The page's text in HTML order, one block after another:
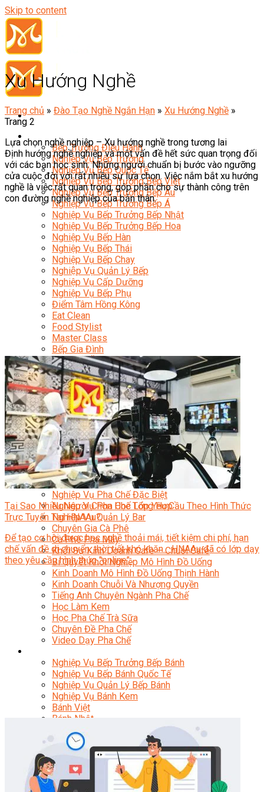
Skip to content
Đầu Bếp
Bếp Trưởng Điều Hành
Nghiệp Vụ Bếp Trưởng
Nghiệp Vụ Bếp Quốc Tế
Nghiệp Vụ Bếp Trưởng Bếp Việt
Nghiệp Vụ Bếp Trưởng Bếp Âu
Nghiệp Vụ Bếp Trưởng Bếp Á
Nghiệp Vụ Bếp Trưởng Bếp Nhật
Nghiệp Vụ Bếp Trưởng Bếp Hoa
Nghiệp Vụ Bếp Hàn
Nghiệp Vụ Bếp Thái
Nghiệp Vụ Bếp Chay
Nghiệp Vụ Quản Lý Bếp
Nghiệp Vụ Cấp Dưỡng
Nghiệp Vụ Bếp Phụ
Điểm Tâm Hồng Kông
Eat Clean
Food Stylist
Master Class
Bếp Gia Đình
Học Nấu Ăn Mở Quán
Chuyên Đề Bếp Nóng
Khởi Sự Kinh Doanh Ngành F&B
Khởi Sự Kinh Doanh Nhà Hàng
Bí Quyết Kinh Doanh và Vận Hành Mô Hình Ẩm
Thực
Video Dạy Nấu Ăn
Pha Chế
Nghiệp Vụ Bar Trưởng
Nghiệp Vụ Bartender Chuyên Nghiệp
Nghiệp Vụ Barista Chuyên Nghiệp
Nghiệp Vụ Flair Bartending Chuyên Nghiệp
Nghiệp Vụ Pha Chế Đặc Biệt
Nghiệp Vụ Pha Chế Tổng Hợp
Nghiệp Vụ Quản Lý Bar
Chuyên Gia Cà Phê
Cà Phê Pha Máy
Khởi Sự Kinh Doanh Cafe – Chuỗi Cafe
Bí Quyết Khởi Nghiệp Mô Hình Đồ Uống
Kinh Doanh Mô Hình Đồ Uống Thịnh Hành
Kinh Doanh Chuỗi Và Nhượng Quyền
Tiếng Anh Chuyên Ngành Pha Chế
Học Làm Kem
Học Pha Chế Trà Sữa
Chuyên Đề Pha Chế
Video Dạy Pha Chế
Nghiệp Vụ Bếp Trưởng Bếp Bánh
Nghiệp Vụ Bếp Bánh Quốc Tế
Nghiệp Vụ Quản Lý Bếp Bánh
Nghiệp Vụ Bánh Kem
Bánh Việt
Bánh Nhật
Bánh Mì Nâng Cao
Bánh Đài Loan
Bánh Ngắn Hạn
Bánh Kinh Doanh
Handmade Mini Cake
Master Class
Xu Hướng Nghề
Trang chủ » Đào Tạo Nghề Ngắn Hạn » Xu Hướng Nghề »
Trang 2
Lựa chọn nghề nghiệp – Xu hướng nghề trong tương lai
Định hướng nghề nghiệp và một vấn đề hết sức quan trọng đối
với các bạn học sinh. Những người chuẩn bị bước vào ngưỡng
cửa cuộc đời với rất nhiều sự lựa chọn. Việc nắm bắt xu hướng
nghề là việc rất quan trọng, góp phần cho sự thành công trên
con đường nghề nghiệp của bản thân.
Tại Sao Nhiều Người Chọn Học Lớp Yêu Cầu Theo Hình Thức
Trực Tuyến Tại HNAAu?
Để tạo cơ hội được học nghề thoải mái, tiết kiệm chi phí, hạn
chế vấn đề di chuyển, thời tiết khó khăn… HNAAu đã có lớp dạy
theo yêu cầu hình thức "online".